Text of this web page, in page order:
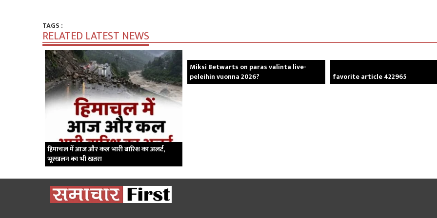
TAGS :
RELATED LATEST NEWS
हिमाचल में आज और कल भारी बारिश का अलर्ट,
भूस्खलन का भी खतरा
Miksi Betwarts on paras valinta live-
peleihin vuonna 2026?
favorite article 422965